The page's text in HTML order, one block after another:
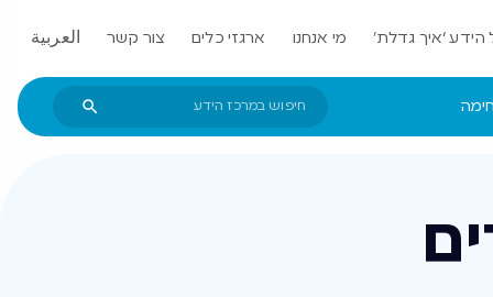
הידע ‘איך גדלת’ מי אנחנו ארגזי כלים צור קשר العربية